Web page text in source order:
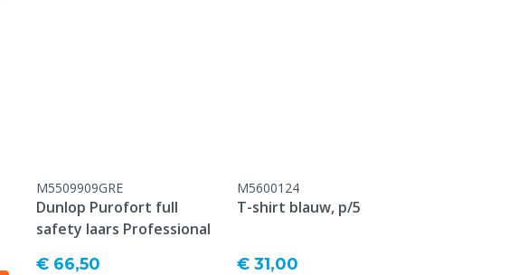
M5509909GRE
Dunlop Purofort full
safety laars Professional
€ 66,50
M5600124
T-shirt blauw, p/5
€ 31,00